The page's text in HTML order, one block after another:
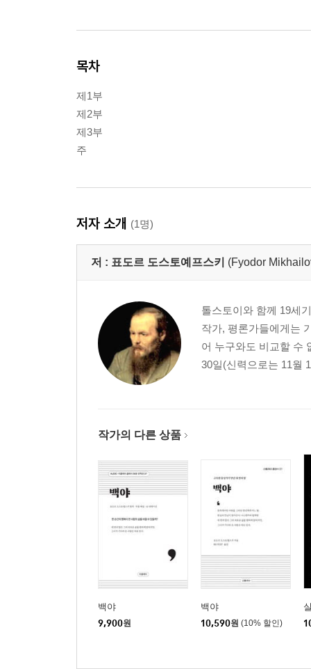
목차
제1부
제2부
제3부
주
저자 소개 (1명)
저 : 표도르 도스토예프스키 (Fyodor
톨스토이와 함께 19세
작가, 평론가들에게는
어 누구와도 비교할 수
30일(신력으로는 11월
작가의 다른 상품
백야
9,900원
백야
10,590원 (10% 할인)